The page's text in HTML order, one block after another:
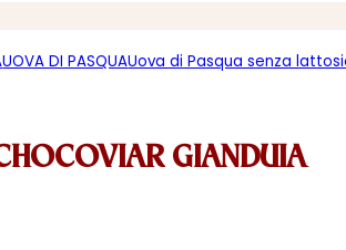
UOVA DI PASQUAUova di Pasqua senza
GIANDUIA